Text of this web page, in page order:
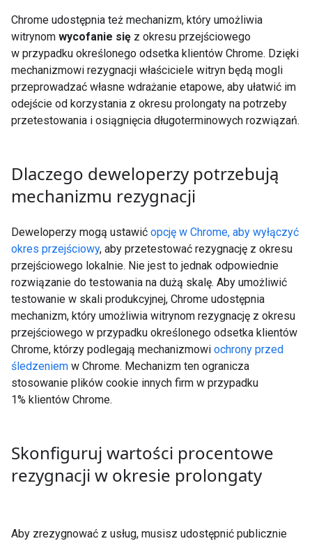
Chrome udostępnia też mechanizm, który umożliwia
witrynom wycofanie się z okresu przejściowego
w przypadku określonego odsetka klientów Chrome. Dzięki
mechanizmowi rezygnacji właściciele witryn będą mogli
przeprowadzać własne wdrażanie etapowe, aby ułatwić im
odejście od korzystania z okresu prolongaty na potrzeby
przetestowania i osiągnięcia długoterminowych rozwiązań.
Dlaczego deweloperzy potrzebują
mechanizmu rezygnacji
Deweloperzy mogą ustawić opcję w Chrome, aby wyłączyć
okres przejściowy, aby przetestować rezygnację z okresu
przejściowego lokalnie. Nie jest to jednak odpowiednie
rozwiązanie do testowania na dużą skalę. Aby umożliwić
testowanie w skali produkcyjnej, Chrome udostępnia
mechanizm, który umożliwia witrynom rezygnację z okresu
przejściowego w przypadku określonego odsetka klientów
Chrome, którzy podlegają mechanizmowi ochrony przed
śledzeniem w Chrome. Mechanizm ten ogranicza
stosowanie plików cookie innych firm w przypadku
1% klientów Chrome.
Skonfiguruj wartości procentowe
rezygnacji w okresie prolongaty
Aby zrezygnować z usług, musisz udostępnić publicznie